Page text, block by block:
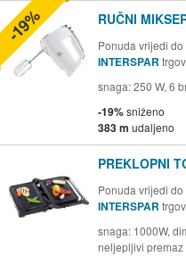
RUČNI
Ponuda vrijedi
INTERSPAR
snaga: 250 W, 6
-19%sniženo
383 m udaljeno
-19%
PREKLOPNI
Ponuda vrijedi
INTERSPAR
snaga: 1000W,
neljepljivi premaz